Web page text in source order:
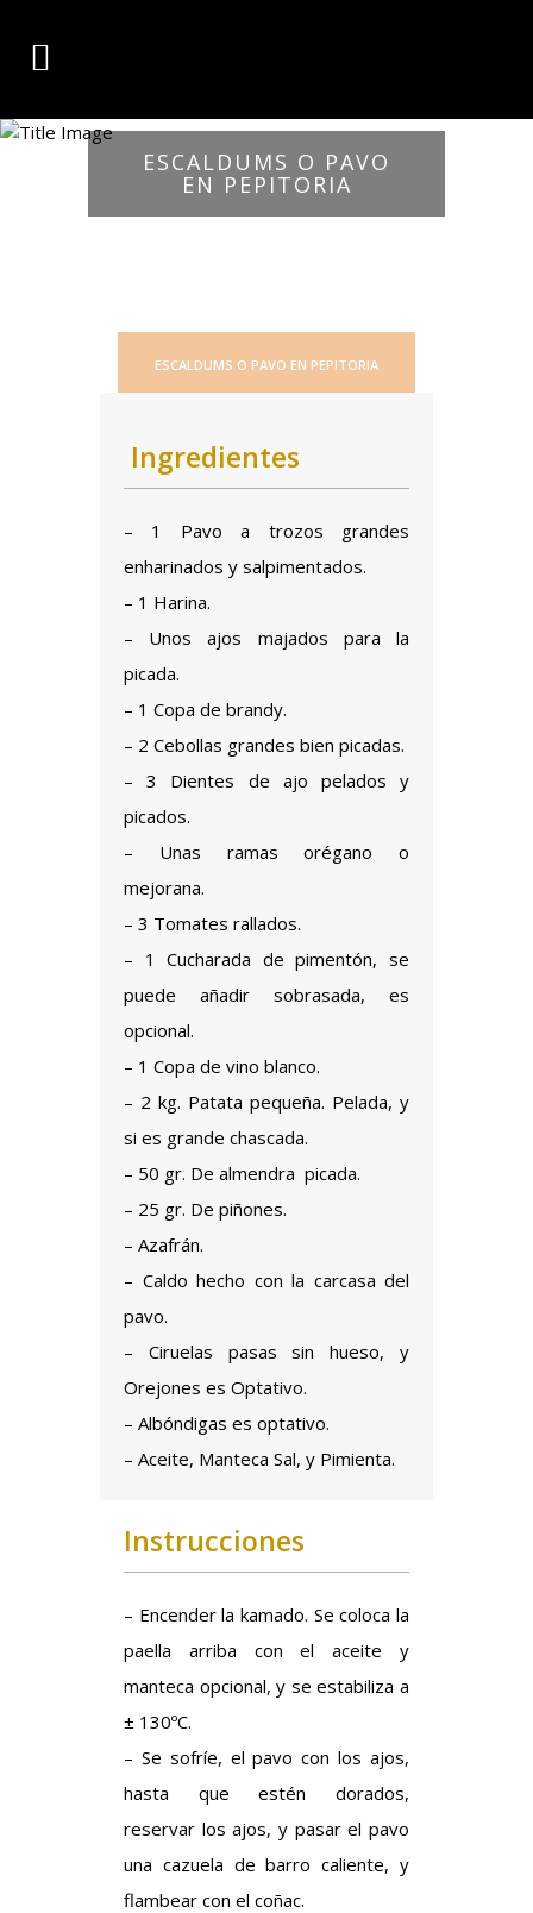
ESCALDUMS O PAVO
EN PEPITORIA
ESCALDUMS O PAVO EN PEPITORIA
Ingredientes
– 1 Pavo a trozos grandes
enharinados y salpimentados.
– 1 Harina.
– Unos ajos majados para la
picada.
– 1 Copa de brandy.
– 2 Cebollas grandes bien picadas.
– 3 Dientes de ajo pelados y
picados.
– Unas ramas orégano o
mejorana.
– 3 Tomates rallados.
– 1 Cucharada de pimentón, se
puede añadir sobrasada, es
opcional.
– 1 Copa de vino blanco.
– 2 kg. Patata pequeña. Pelada, y
si es grande chascada.
– 50 gr. De almendra picada.
– 25 gr. De piñones.
– Azafrán.
– Caldo hecho con la carcasa del
pavo.
– Ciruelas pasas sin hueso, y
Orejones es Optativo.
– Albóndigas es optativo.
– Aceite, Manteca Sal, y Pimienta.
Instrucciones
– Encender la kamado. Se coloca la
paella arriba con el aceite y
manteca opcional, y se estabiliza a
± 130ºC.
– Se sofríe, el pavo con los ajos,
hasta que estén dorados,
reservar los ajos, y pasar el pavo
una cazuela de barro caliente, y
flambear con el coñac.